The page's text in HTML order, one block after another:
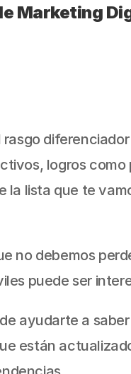
Marketing
logros como
la lista que te
no debemos
puede ser
ayudarte a
están